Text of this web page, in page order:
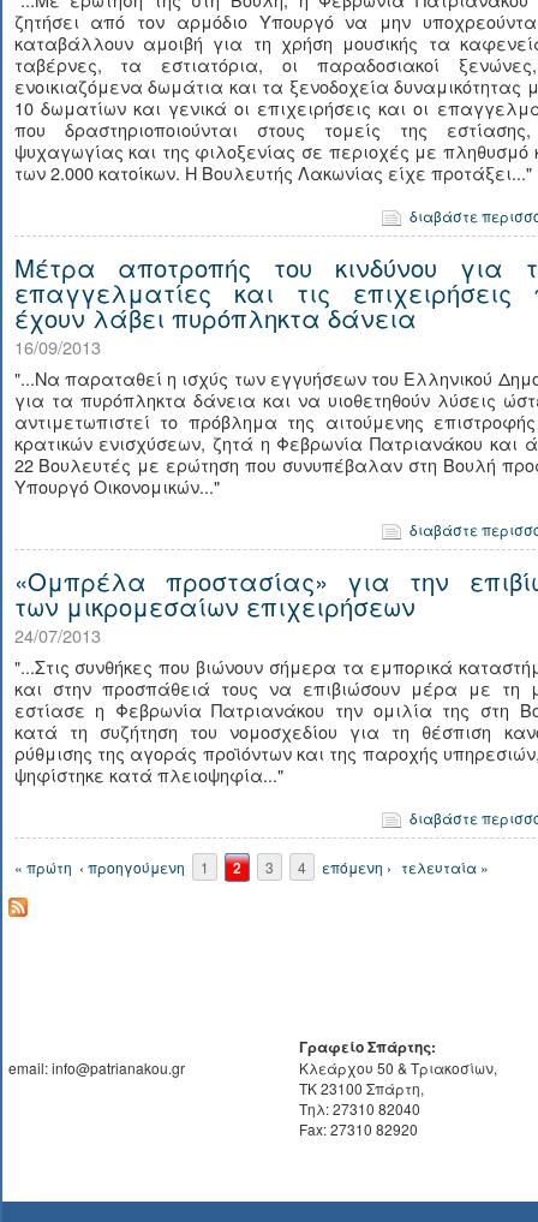
ζητήσει από τον αρμόδιο Υπουργό να μην
καταβάλλουν αμοιβή για τη χρήση μουσικής τα
ταβέρνες, τα εστιατόρια, οι παραδοσιακοί
ενοικιαζόμενα δωμάτια και τα ξενοδοχεία δυναμικότητας
10 δωματίων και γενικά οι επιχειρήσεις και οι
που δραστηριοποιούνται στους τομείς της
ψυχαγωγίας και της φιλοξενίας σε περιοχές με πληθυσμό
των 2.000 κατοίκων. Η Βουλευτής Λακωνίας είχε προτάξει..."
διαβάστε
Μέτρα αποτροπής του κινδύνου για
επαγγελματίες και τις επιχειρήσεις
έχουν λάβει πυρόπληκτα δάνεια
16/09/2013
"...Να παραταθεί η ισχύς των εγγυήσεων του Ελληνικού
για τα πυρόπληκτα δάνεια και να υιοθετηθούν λύσεις
αντιμετωπιστεί το πρόβλημα της αιτούμενης
κρατικών ενισχύσεων, ζητά η Φεβρωνία Πατριανάκου και
22 Βουλευτές με ερώτηση που συνυπέβαλαν στη Βουλή
Υπουργό Οικονομικών..."
διαβάστε
«Ομπρέλα προστασίας» για την
των μικρομεσαίων επιχειρήσεων
24/07/2013
"...Στις συνθήκες που βιώνουν σήμερα τα εμπορικά
και στην προσπάθειά τους να επιβιώσουν μέρα με τη
εστίασε η Φεβρωνία Πατριανάκου την ομιλία της στη
κατά τη συζήτηση του νομοσχεδίου για τη θέσπιση
ρύθμισης της αγοράς προϊόντων και της παροχής
ψηφίστηκε κατά πλειοψηφία..."
διαβάστε
Σελίδες
« πρώτη ‹ προηγούμενη 1 2 3 4 επόμενη › τελευταία »
email: info@patrianakou.gr
Γραφείο Σπάρτης:
Κλεάρχου 50 & Τριακοσίων,
ΤΚ 23100 Σπάρτη,
Τηλ: 27310 82040
Fax: 27310 82920